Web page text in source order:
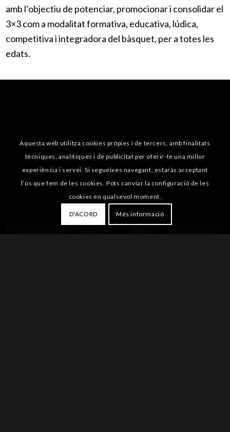
amb l’objectiu de potenciar, promocionar i consolidar el
3×3 com a modalitat formativa, educativa, lúdica,
competitiva i integradora del bàsquet, per a totes les
edats.
Aquesta web utilitza cookies pròpies i de tercers, amb finalitats
tècniques, analítiques i de publicitat per oferir-te una millor
experiència i servei. Si segueixes navegant, estaràs acceptant
l’ús que fem de les cookies. Pots canviar la configuració de les
cookies en qualsevol moment.
D'ACORD Més informació